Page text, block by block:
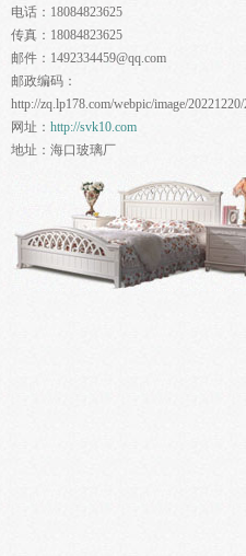
电话： 18084823625
传真： 18084823625
邮件： 1492334459@qq.com
邮政编码：
http://zq.lp178.com/webpic/image/
网址： http://svk10.com
地址： 海口玻璃厂